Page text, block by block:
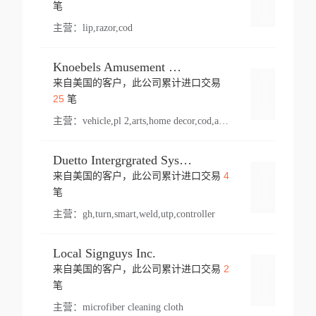
笔
主营： lip,razor,cod
Knoebels Amusement Resort
来自美国的客户，此公司累计进口交易
25笔
主营： vehicle,pl 2,arts,home decor,cod,amusement ride,sea
Duetto Intergrgrated Systems Inc.
来自美国的客户，此公司累计进口交易 4
笔
主营： gh,turn,smart,weld,utp,controller
Local Signguys Inc.
来自美国的客户，此公司累计进口交易 2
笔
主营： microfiber cleaning cloth